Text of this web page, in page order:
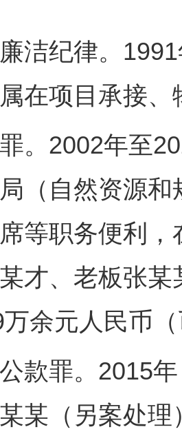
纪律。1991
在项目承接
2002年至
（自然资源
等职务便利
才、老板张
余元人民币
罪。2015年
某（另案处